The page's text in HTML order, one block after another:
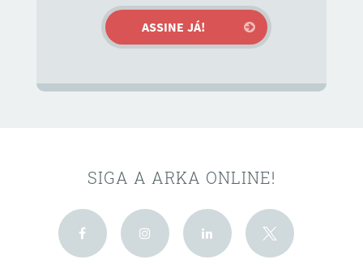
SIGA A ARKA ONLINE!